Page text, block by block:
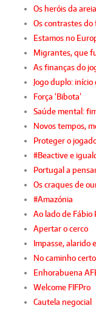
Os heróis da areia
Os contrastes do
Estamos no
Migrantes, que
As finanças do
Jogo duplo:
Força ‘Bibota’
Saúde mental:
Novos tempos,
Proteger o
#Beactive e
Portugal a
Os craques de
#Amazónia
Ao lado de Fábio
Apertar o cerco
Impasse, alarido
No caminho certo
Enhorabuena
Welcome FIFPro
Cautela negocial